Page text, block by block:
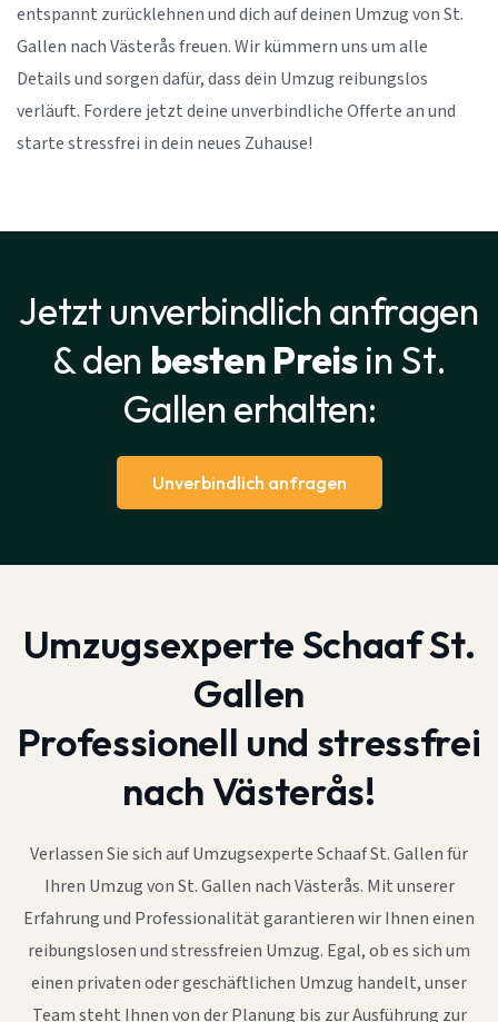
entspannt zurücklehnen und dich auf deinen Umzug von St.
Gallen nach Västerås freuen. Wir kümmern uns um alle
Details und sorgen dafür, dass dein Umzug reibungslos
verläuft. Fordere jetzt deine unverbindliche Offerte an und
starte stressfrei in dein neues Zuhause!
Jetzt unverbindlich anfragen
& den besten Preisin St.
Gallen erhalten:
Unverbindlich anfragen
Umzugsexperte Schaaf St.
Gallen
Professionell und stressfrei
nach Västerås!
Verlassen Sie sich auf Umzugsexperte Schaaf St. Gallen für
Ihren Umzug von St. Gallen nach Västerås. Mit unserer
Erfahrung und Professionalität garantieren wir Ihnen einen
reibungslosen und stressfreien Umzug. Egal, ob es sich um
einen privaten oder geschäftlichen Umzug handelt, unser
Team steht Ihnen von der Planung bis zur Ausführung zur